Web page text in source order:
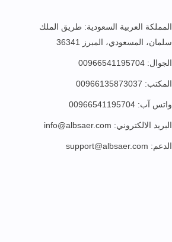
المملكة العربية السعودية: طريق الملك
سلمان، المسعودي، المبرز 36341
الجوال: 00966541195704
المكتب: 00966135873037
واتس آب: 00966541195704
البريد الالكتروني: info@albsaer.com
الدعم: support@albsaer.com